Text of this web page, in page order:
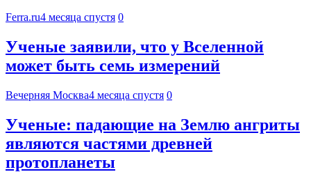
Ferra.ru4 месяца спустя 0
Ученые заявили, что у Вселенной
может быть семь измерений
Вечерняя Москва4 месяца спустя 0
Ученые: падающие на Землю ангриты
являются частями древней
протопланеты